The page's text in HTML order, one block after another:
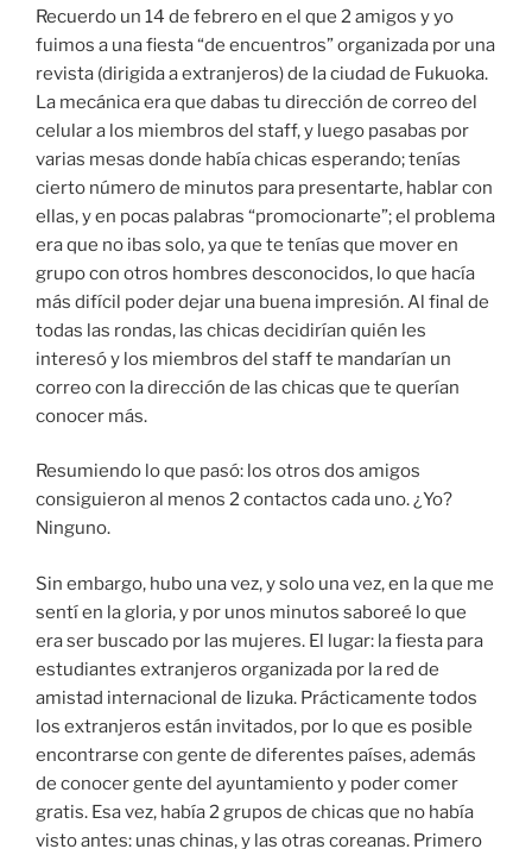
Recuerdo un 14 de febrero en el que 2 amigos y yo
fuimos a una fiesta “de encuentros” organizada por una
revista (dirigida a extranjeros) de la ciudad de Fukuoka.
La mecánica era que dabas tu dirección de correo del
celular a los miembros del staff, y luego pasabas por
varias mesas donde había chicas esperando; tenías
cierto número de minutos para presentarte, hablar con
ellas, y en pocas palabras “promocionarte”; el problema
era que no ibas solo, ya que te tenías que mover en
grupo con otros hombres desconocidos, lo que hacía
más difícil poder dejar una buena impresión. Al final de
todas las rondas, las chicas decidirían quién les
interesó y los miembros del staff te mandarían un
correo con la dirección de las chicas que te querían
conocer más.
Resumiendo lo que pasó: los otros dos amigos
consiguieron al menos 2 contactos cada uno. ¿Yo?
Ninguno.
Sin embargo, hubo una vez, y solo una vez, en la que me
sentí en la gloria, y por unos minutos saboreé lo que
era ser buscado por las mujeres. El lugar: la fiesta para
estudiantes extranjeros organizada por la red de
amistad internacional de Iizuka. Prácticamente todos
los extranjeros están invitados, por lo que es posible
encontrarse con gente de diferentes países, además
de conocer gente del ayuntamiento y poder comer
gratis. Esa vez, había 2 grupos de chicas que no había
visto antes: unas chinas, y las otras coreanas. Primero